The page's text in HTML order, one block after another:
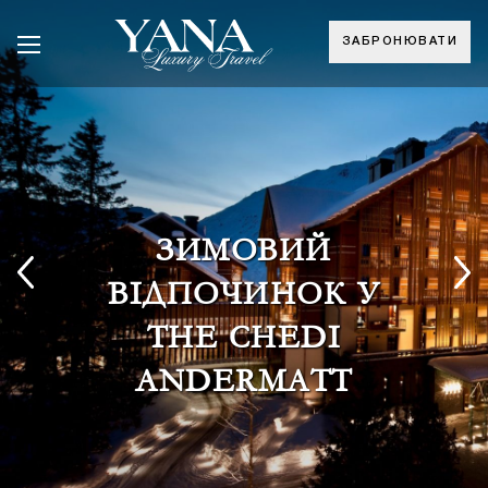
ЗАБРОНЮВАТИ
ЗИМОВИЙ
ВІДПОЧИНОК У
THE CHEDI
ANDERMATT